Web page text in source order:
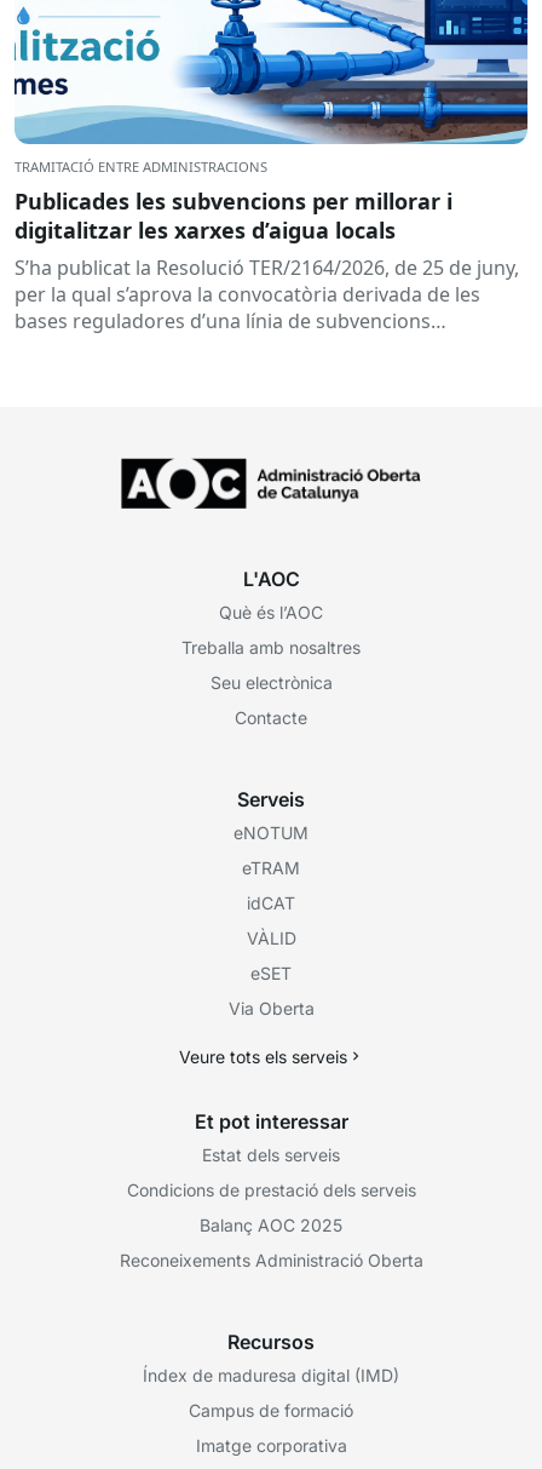
TRAMITACIÓ ENTRE ADMINISTRACIONS
Publicades les subvencions per millorar i
digitalitzar les xarxes d’aigua locals
S’ha publicat la Resolució TER/2164/2026, de 25 de juny,
per la qual s’aprova la convocatòria derivada de les
bases reguladores d’una línia de subvencions
L'AOC
Què és l’AOC
Treballa amb nosaltres
Seu electrònica
Contacte
Serveis
eNOTUM
eTRAM
idCAT
VÀLID
eSET
Via Oberta
Veure tots els serveis
Et pot interessar
Estat dels serveis
Condicions de prestació dels serveis
Balanç AOC 2025
Reconeixements Administració Oberta
Recursos
Índex de maduresa digital (IMD)
Campus de formació
Imatge corporativa